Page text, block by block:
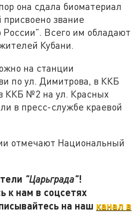
она сдала биоматериал
звание
Всего им обладают
Кубани.
на станции
по ул. Димитрова, в ККБ
ККБ №2 на ул. Красных
в пресс-службе краевой
отмечают Национальный
"Царьграда"!
к нам в соцсетях
на наш канал в